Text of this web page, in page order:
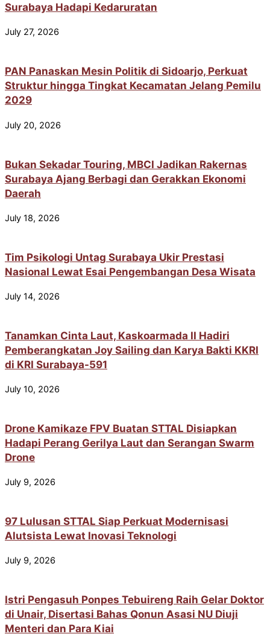
Surabaya Hadapi Kedaruratan
July 27, 2026
PAN Panaskan Mesin Politik di Sidoarjo, Perkuat
Struktur hingga Tingkat Kecamatan Jelang Pemilu
2029
July 20, 2026
Bukan Sekadar Touring, MBCI Jadikan Rakernas
Surabaya Ajang Berbagi dan Gerakkan Ekonomi
Daerah
July 18, 2026
Tim Psikologi Untag Surabaya Ukir Prestasi
Nasional Lewat Esai Pengembangan Desa Wisata
July 14, 2026
Tanamkan Cinta Laut, Kaskoarmada II Hadiri
Pemberangkatan Joy Sailing dan Karya Bakti KKRI
di KRI Surabaya-591
July 10, 2026
Drone Kamikaze FPV Buatan STTAL Disiapkan
Hadapi Perang Gerilya Laut dan Serangan Swarm
Drone
July 9, 2026
97 Lulusan STTAL Siap Perkuat Modernisasi
Alutsista Lewat Inovasi Teknologi
July 9, 2026
Istri Pengasuh Ponpes Tebuireng Raih Gelar Doktor
di Unair, Disertasi Bahas Qonun Asasi NU Diuji
Menteri dan Para Kiai